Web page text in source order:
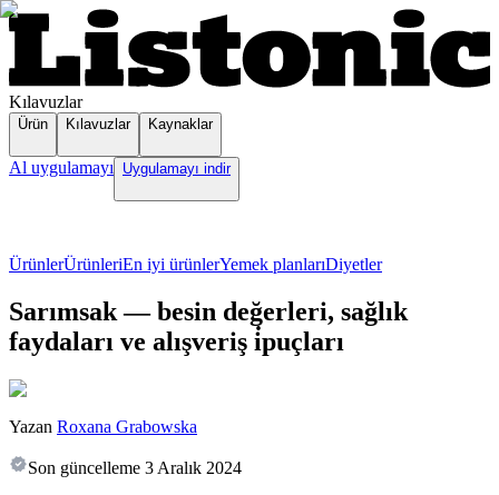
Kılavuzlar
Ürün Kılavuzlar Kaynaklar
Al uygulamayı Uygulamayı indir
ÜrünlerÜrünleriEn iyi ürünlerYemek planlarıDiyetler
Sarımsak — besin değerleri, sağlık
faydaları ve alışveriş i̇puçları
Yazan Roxana Grabowska
Son güncelleme 3 Aralık 2024